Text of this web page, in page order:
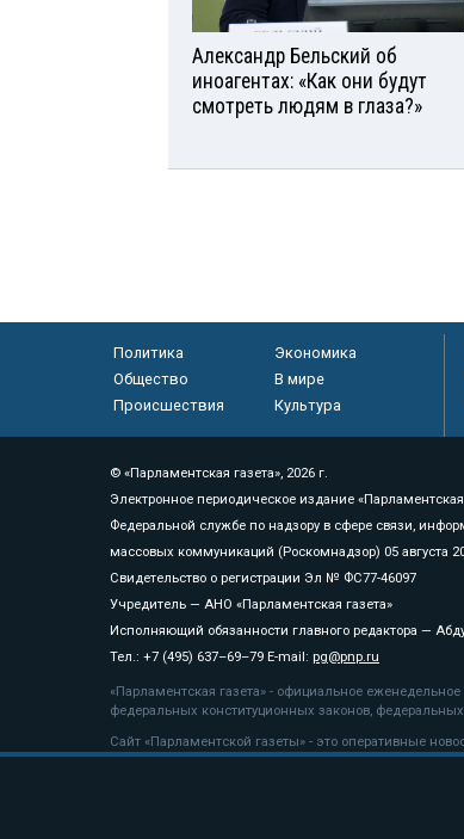
Александр Бельский об
иноагентах: «Как они будут
смотреть людям в глаза?»
Политика
Экономика
Общество
В мире
Происшествия
Культура
© «Парламентская газета», 2026 г.
Электронное периодическое издание «Парламентская
Федеральной службе по надзору в сфере связи,
массовых коммуникаций (Роскомнадзор) 05 августа
Свидетельство о регистрации Эл № ФС77-46097
Учредитель — АНО «Парламентская газета»
Исполняющий обязанности главного редактора —
Тел.: +7 (495) 637–69–79 E-mail: pg@pnp.ru
«Парламентская газета» - официальное
федеральных конституционных законов,
Сайт «Парламентской газеты» - это оперативные
«Парламентской газеты» активная ссылка на pnp.ru